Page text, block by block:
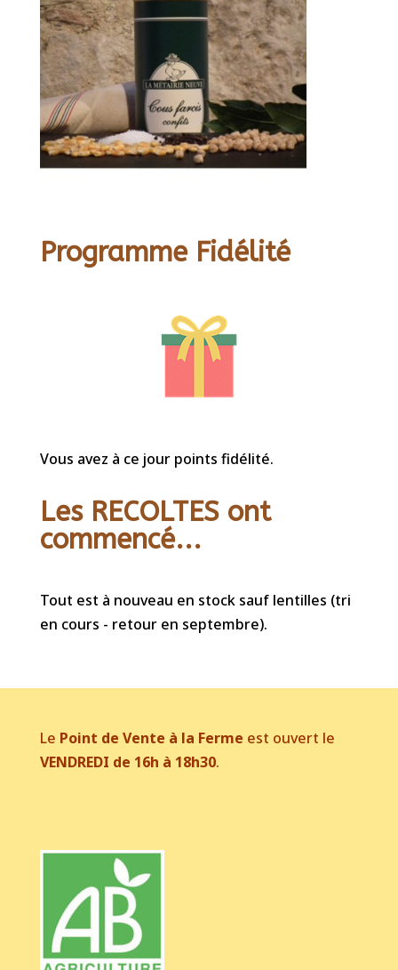
Programme Fidélité
Vous avez à ce jour points fidélité.
Les RECOLTES ont
commencé...
Tout est à nouveau en stock sauf lentilles (tri
en cours - retour en septembre).
Le Point de Vente à la Ferme est ouvert le
VENDREDI de 16h à 18h30.